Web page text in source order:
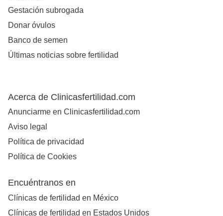
Gestación subrogada
Donar óvulos
Banco de semen
Últimas noticias sobre fertilidad
Acerca de Clinicasfertilidad.com
Anunciarme en Clinicasfertilidad.com
Aviso legal
Política de privacidad
Política de Cookies
Encuéntranos en
Clínicas de fertilidad en México
Clínicas de fertilidad en Estados Unidos